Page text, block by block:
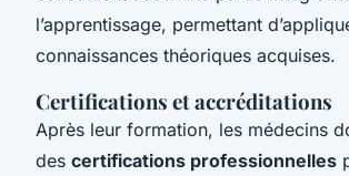
l’apprentissage, permettant
connaissances théoriques acquises.
Certifications et accréditations
Après leur formation, les médecins
des certifications professionnelles